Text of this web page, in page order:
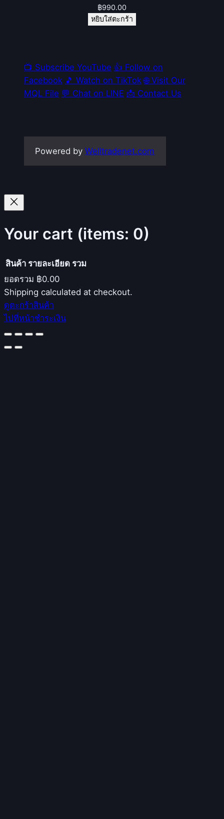
฿990.00
หยิบใส่ตะกร้า
📺 Subscribe YouTube 👍 Follow on
Facebook 🎵 Watch on TikTok 🌐 Visit Our
MQL File 💬 Chat on LINE 📩 Contact Us
Powered byWelltradenet.com
Your cart (items: 0)
Products
in
cart
สินค้า รายละเอียด รวม
ยอดรวม ฿0.00
Shipping calculated at checkout.
ดูตะกร้าสินค้า
ไปที่หน้าชำระเงิน